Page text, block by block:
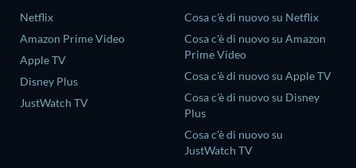
Netflix
Amazon Prime Video
Apple TV
Disney Plus
JustWatch TV
Cosa c'è di nuovo su Netflix
Cosa c'è di nuovo su Amazon
Prime Video
Cosa c'è di nuovo su Apple TV
Cosa c'è di nuovo su Disney
Plus
Cosa c'è di nuovo su
JustWatch TV